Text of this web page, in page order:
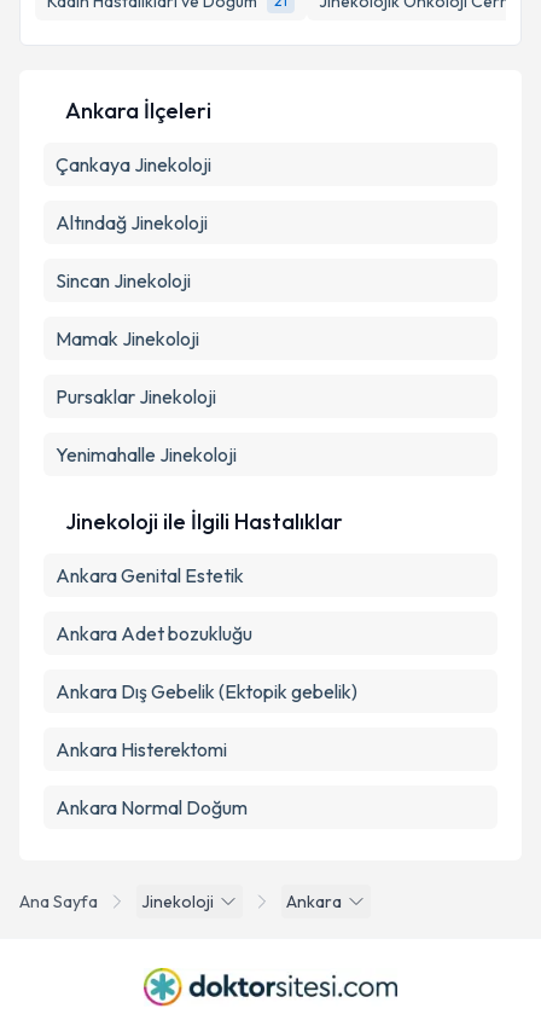
Metni'ni okudum ve kişisel verilerimin belirtilen
Ana Sayfa Jinekoloji Ankara
Ankara İlçeleri
Çankaya Jinekoloji
Altındağ Jinekoloji
Sincan Jinekoloji
Mamak Jinekoloji
Pursaklar Jinekoloji
Yenimahalle Jinekoloji
Jinekoloji ile İlgili Hastalıklar
Ankara Genital Estetik
Ankara Adet bozukluğu
Ankara Dış Gebelik (Ektopik gebelik)
Ankara Histerektomi
Ankara Normal Doğum